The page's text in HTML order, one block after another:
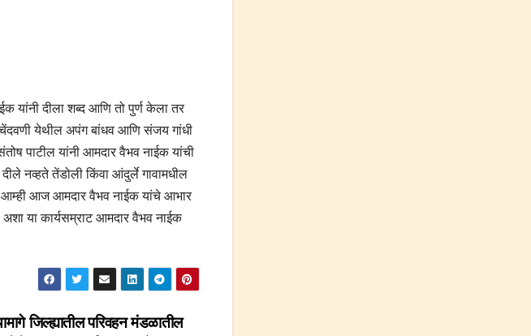
यांनी दीला शब्द आणि तो पुर्ण केला तर
येथील अपंग बांधव आणि संजय गांधी
पाटील यांनी आमदार वैभव नाईक यांची
नव्हते तेंडोली किंवा आंदुर्ले गावामधील
आम्ही आज आमदार वैभव नाईक यांचे आभार
या कार्यसम्राट आमदार वैभव नाईक
जिल्ह्यातील परिवहन मंडळातील